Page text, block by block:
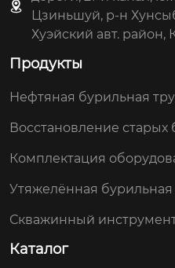
Цзиньшуй, р-н
Хуэйский авт. район,
Продукты
Нефтяная бурильная
Восстановление старых
Комплектация
Утяжелённая бурильная
Скважинный
Каталог